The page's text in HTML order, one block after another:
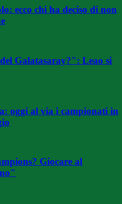
ecco chi ha deciso di non
Galatasaray?": Leao si
oggi al via i campionati in
Giocare al